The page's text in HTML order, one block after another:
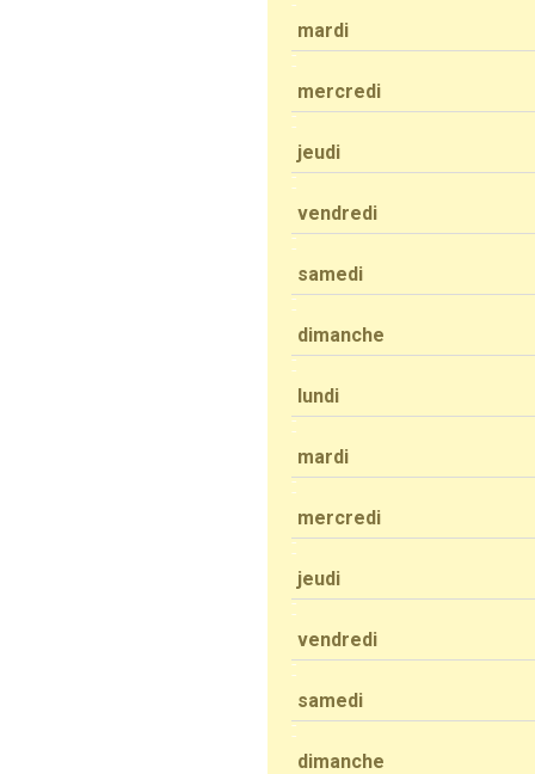
mardi
mercredi
jeudi
vendredi
samedi
dimanche
lundi
mardi
mercredi
jeudi
vendredi
samedi
dimanche